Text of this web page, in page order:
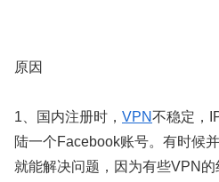
原因
1、国内注册时， VPN不稳定，
陆一个Facebook账号。有时候
就能解决问题，因为有些VPN